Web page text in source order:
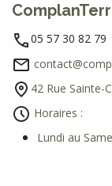
05 57 30 82 79
42 Rue Sainte-
Horaires :
Lundi au